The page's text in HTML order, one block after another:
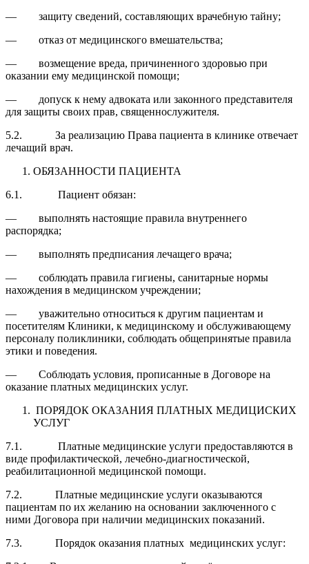
— защиту сведений, составляющих врачебную тайну;
— отказ от медицинского вмешательства;
— возмещение вреда, причиненного здоровью при
оказании ему медицинской помощи;
— допуск к нему адвоката или законного представителя
для защиты своих прав, священнослужителя.
5.2. За реализацию Права пациента в клинике отвечает
лечащий врач.
ОБЯЗАННОСТИ ПАЦИЕНТА
6.1. Пациент обязан:
— выполнять настоящие правила внутреннего
распорядка;
— выполнять предписания лечащего врача;
— соблюдать правила гигиены, санитарные нормы
нахождения в медицинском учреждении;
— уважительно относиться к другим пациентам и
посетителям Клиники, к медицинскому и обслуживающему
персоналу поликлиники, соблюдать общепринятые правила
этики и поведения.
— Соблюдать условия, прописанные в Договоре на
оказание платных медицинских услуг.
ПОРЯДОК ОКАЗАНИЯ ПЛАТНЫХ МЕДИЦИСКИХ
УСЛУГ
7.1. Платные медицинские услуги предоставляются в
виде профилактической, лечебно-диагностической,
реабилитационной медицинской помощи.
7.2. Платные медицинские услуги оказываются
пациентам по их желанию на основании заключенного с
ними Договора при наличии медицинских показаний.
7.3. Порядок оказания платных медицинских услуг: